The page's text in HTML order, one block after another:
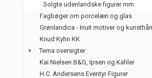
Solgte udenlandske figurer mm
Fagbøger om porcelæn og glas
Grønlandica - Inuit motiver og
Knud Kyhn KK
+
Tema oversigter
Kai Nielsen B&G, Ipsen og Kähler
H.C. Andersens Eventyr Figurer